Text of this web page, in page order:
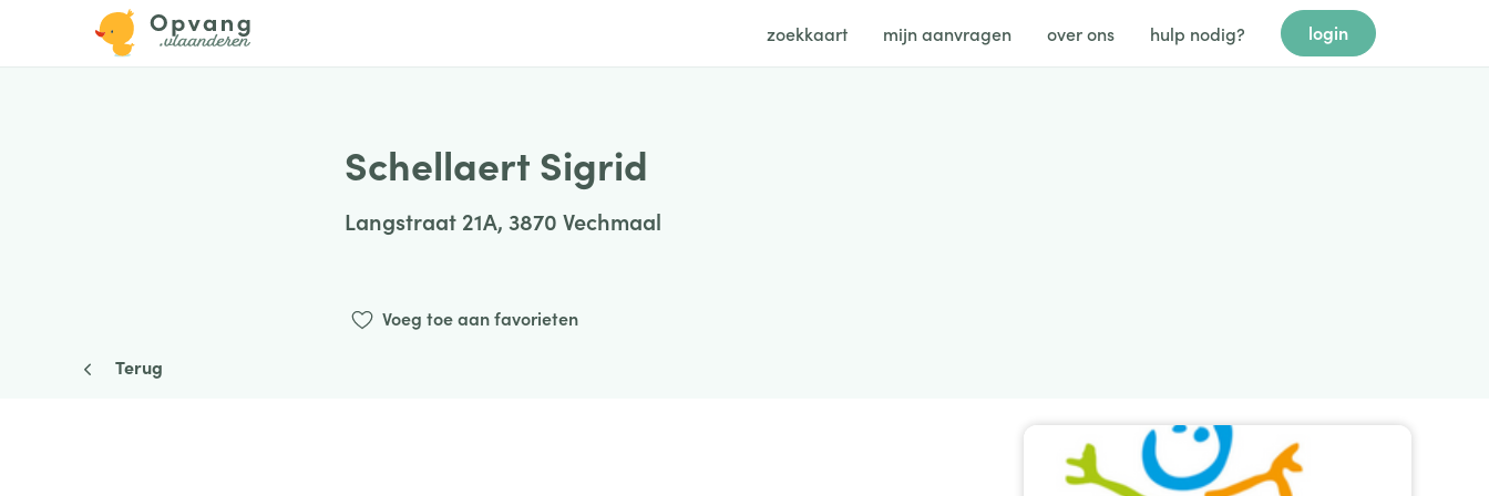
zoekkaart mijn aanvragen over ons hulp nodig? login
Schellaert Sigrid
Langstraat 21A, 3870 Vechmaal
Voeg toe aan favorieten
Terug